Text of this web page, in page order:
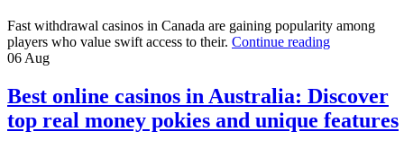
Fast withdrawal casinos in Canada are gaining popularity among
players who value swift access to their. Continue reading
06 Aug
Best online casinos in Australia: Discover
top real money pokies and unique features